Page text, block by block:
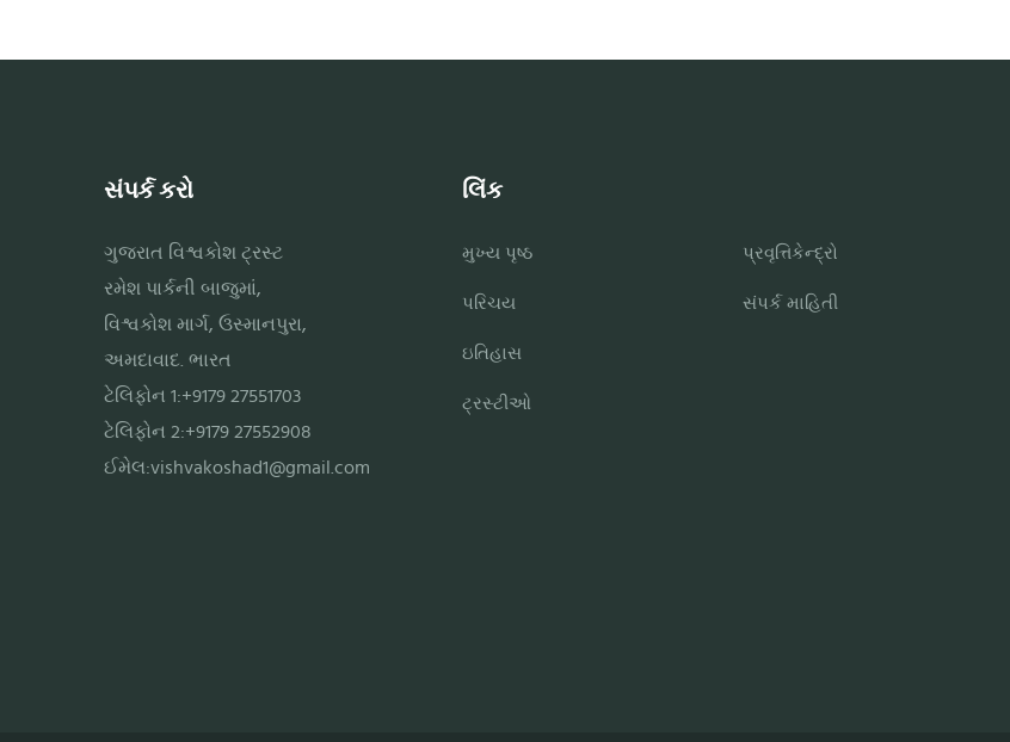
સંપર્ક કરો
ગુજરાત વિશ્વકોશ ટ્રસ્ટ
રમેશ પાર્કની બાજુમાં,
વિશ્વકોશ માર્ગ, ઉસ્માનપુરા,
અમદાવાદ. ભારત
ટેલિફોન 1:+9179 27551703
ટેલિફોન 2:+9179 27552908
ઈમેલ:vishvakoshad1@gmail.com
લિંક
મુખ્ય પૃષ્ઠ
પરિચય
ઇતિહાસ
ટ્રસ્ટીઓ
પ્રવૃત્તિકેન્દ્રો
સંપર્ક માહિતી